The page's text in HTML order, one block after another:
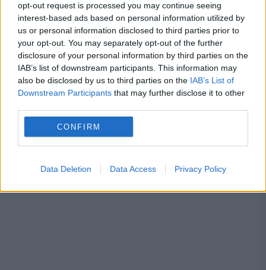
opt-out request is processed you may continue seeing
interest-based ads based on personal information utilized by
us or personal information disclosed to third parties prior to
your opt-out. You may separately opt-out of the further
disclosure of your personal information by third parties on the
IAB’s list of downstream participants. This information may
also be disclosed by us to third parties on the IAB’s List of
Downstream Participants that may further disclose it to other
CONFIRM
Data Deletion Data Access Privacy Policy
andi vasluianu Andreea Vasile
Barbra Streisand bebe cotimanis
Claudiu Goga constantin cotimanis
Emilia Popescu
frank sinatra spectacol